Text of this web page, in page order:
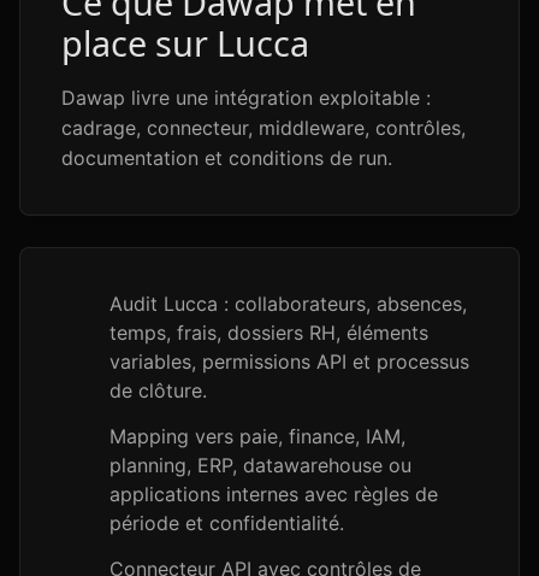
place sur Lucca
Dawap livre une intégration exploitable :
cadrage, connecteur, middleware, contrôles,
documentation et conditions de run.
Audit Lucca : collaborateurs, absences,
temps, frais, dossiers RH, éléments
variables, permissions API et processus
de clôture.
Mapping vers paie, finance, IAM,
planning, ERP, datawarehouse ou
applications internes avec règles de
période et confidentialité.
Connecteur API avec contrôles de